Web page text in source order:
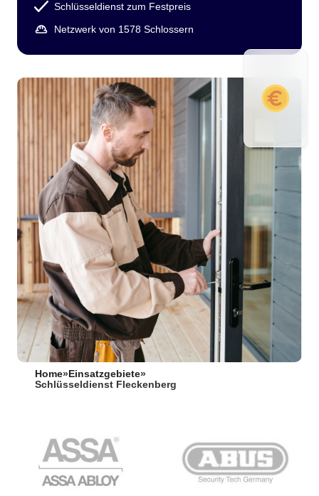
Schlüsseldienst zum Festpreis
Netzwerk von 1578 Schlossern
Home» Einsatzgebiete»
Schlüsseldienst Fleckenberg